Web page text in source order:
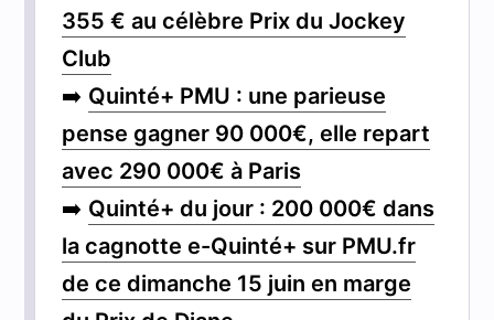
355 € au célèbre Prix du Jockey
Club
➡️ Quinté+ PMU : une parieuse
pense gagner 90 000€, elle repart
avec 290 000€ à Paris
➡️ Quinté+ du jour : 200 000€ dans
la cagnotte e-Quinté+ sur PMU.fr
de ce dimanche 15 juin en marge